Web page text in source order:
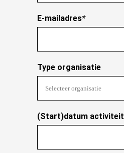
E-mailadres*
Type organisatie
(Start)datum activiteit